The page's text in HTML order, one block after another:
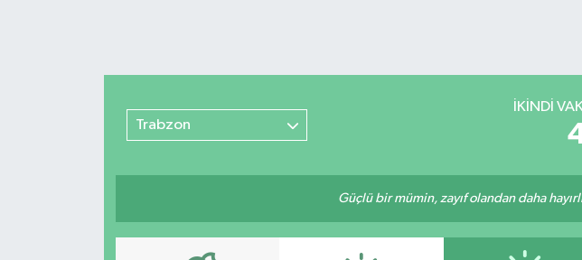
Trabzon
İKINDI
Güçlü bir mümin, zayıf olandan daha